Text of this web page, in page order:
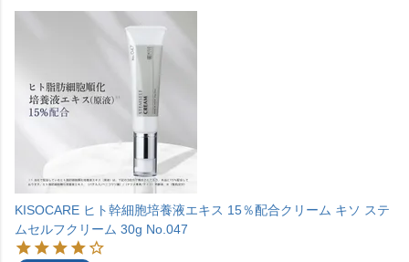
KISOCARE ヒト幹細胞培養液エキス 15％配合クリーム キソ ステ
ムセルフクリーム 30g No.047